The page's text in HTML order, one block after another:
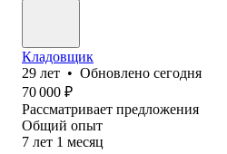
Кладовщик
29 лет • Обновлено сегодня
70 000 ₽
Рассматривает предложения
Общий опыт
7 лет 1 месяц